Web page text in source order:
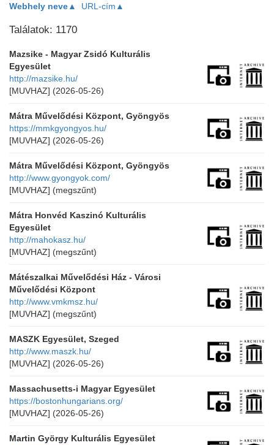
Webhely neve▲ URL-cím▲
Találatok: 1170
Mazsike - Magyar Zsidó Kulturális
Egyesület
http://mazsike.hu/
[MUVHAZ] (2026-05-26)
Mátra Művelődési Központ, Gyöngyös
https://mmkgyongyos.hu/
[MUVHAZ] (2026-05-26)
Mátra Művelődési Központ, Gyöngyös
http://www.gyongyok.com/
[MUVHAZ] (megszűnt)
Mátra Honvéd Kaszinó Kulturális
Egyesület
http://mahokasz.hu/
[MUVHAZ] (megszűnt)
Mátészalkai Művelődési Ház - Városi
Művelődési Központ
http://www.vmkmsz.hu/
[MUVHAZ] (megszűnt)
MASZK Egyesület, Szeged
http://www.maszk.hu/
[MUVHAZ] (2026-05-26)
Massachusetts-i Magyar Egyesület
https://bostonhungarians.org/
[MUVHAZ] (2026-05-26)
Martin György Kulturális Egyesület